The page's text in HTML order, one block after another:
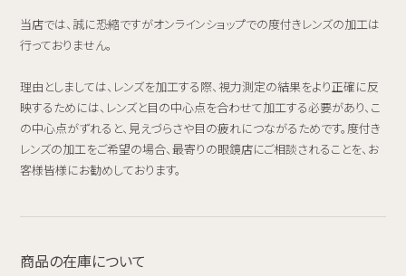
当店では、誠に恐縮ですがオンラインショップでの度付きレンズの加工は
行っておりません。
理由としましては、レンズを加工する際、視力測定の結果をより正確に反
映するためには、レンズと目の中心点を合わせて加工する必要があり、こ
の中心点がずれると、見えづらさや目の疲れにつながるためです。度付き
レンズの加工をご希望の場合、最寄りの眼鏡店にご相談されることを、お
客様皆様にお勧めしております。
商品の在庫について